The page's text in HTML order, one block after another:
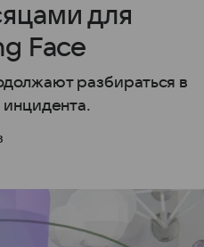
для
Face
разбираться в
инцидента.